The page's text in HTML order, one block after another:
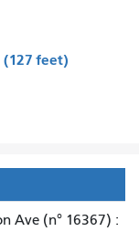
(127 feet)
Ave (n° 16367) :